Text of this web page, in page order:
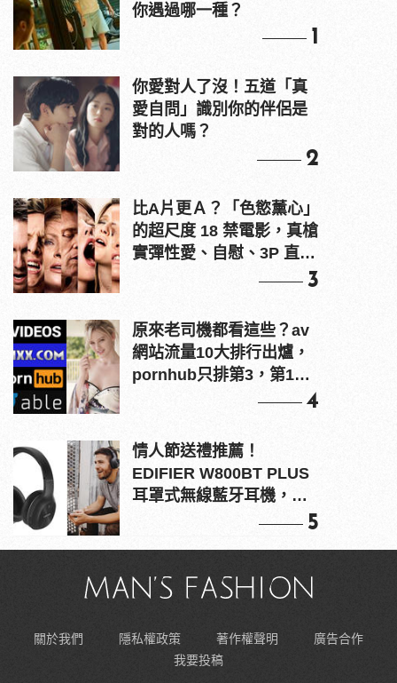
你遇過哪一種？
1
你愛對人了沒！五道「真
愛自問」識別你的伴侶是
對的人嗎？
2
比A片更Ａ？「色慾薰心」
的超尺度 18 禁電影，真槍
實彈性愛、自慰、3P 直接
3
原來老司機都看這些？av
網站流量10大排行出爐，
pornhub只排第3，第1名
4
情人節送禮推薦！
EDIFIER W800BT PLUS
耳罩式無線藍牙耳機，在
5
關於我們 隱私權政策 著作權聲明
廣告合作
我要投稿